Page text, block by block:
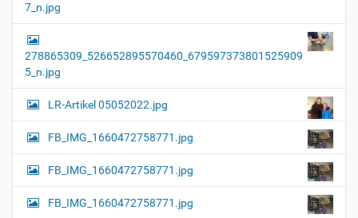
7_n.jpg
278865309_526652895570460_679597373801525909
5_n.jpg
LR-Artikel 05052022.jpg
FB_IMG_1660472758771.jpg
FB_IMG_1660472758771.jpg
FB_IMG_1660472758771.jpg